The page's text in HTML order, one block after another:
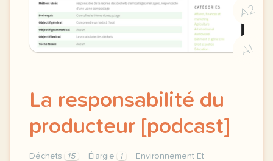
A2
A1
La responsabilité du
producteur [podcast]
Déchets 15 Élargie 1
Environnement Et